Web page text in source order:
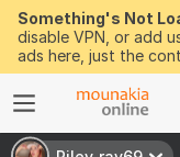
Something's Not
disable VPN, or add
ads here, just the